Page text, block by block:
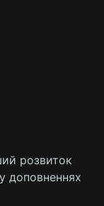
розвиток
у доповненнях